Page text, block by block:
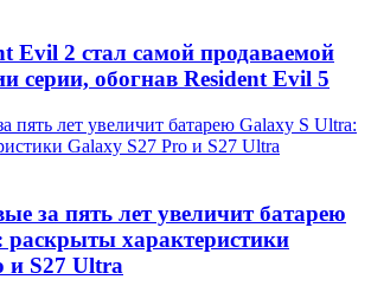
Evil 2 стал самой продаваемой
серии, обогнав Resident Evil 5
пять лет увеличит батарею Galaxy S Ultra:
Galaxy S27 Pro и S27 Ultra
за пять лет увеличит батарею
раскрыты характеристики
и S27 Ultra